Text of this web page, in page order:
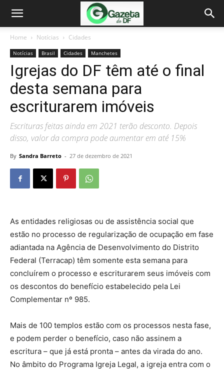
Home Notícias Cidades
Notícias Brasil Cidades Manchetes
Igrejas do DF têm até o final
desta semana para
escriturarem imóveis
Escrituras feitas ainda em 2021 terão desconto. Depois
disso, valor da compra pode aumentar em até 15%
By Sandra Barreto - 27 de dezembro de 2021
As entidades religiosas ou de assistência social que
estão no processo de regularização de ocupação em fase
adiantada na Agência de Desenvolvimento do Distrito
Federal (Terracap) têm somente esta semana para
concluírem o processo e escriturarem seus imóveis com
os descontos do benefício estabelecido pela Lei
Complementar nº 985.
Mais de 100 templos estão com os processos nesta fase,
e podem perder o benefício, caso não assinem a
escritura – que já está pronta – antes da virada do ano.
No âmbito do Programa Igreja Legal, a igreja entra com o